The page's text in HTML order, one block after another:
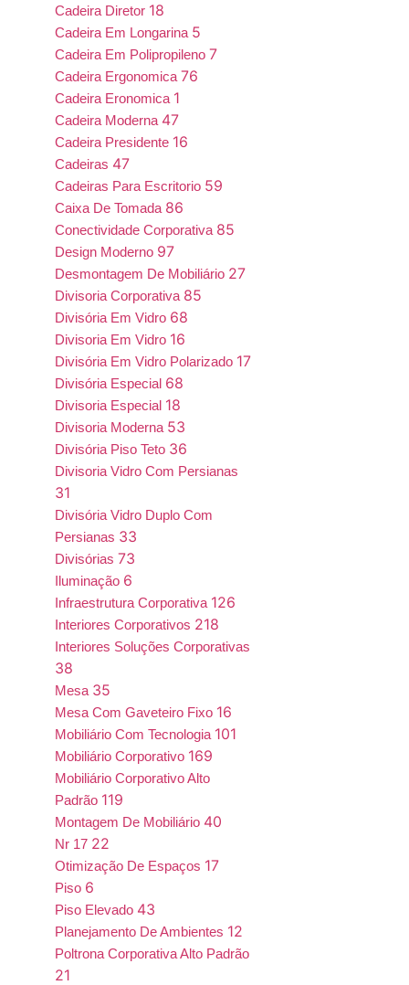
Cadeira Diretor 18
Cadeira Em Longarina 5
Cadeira Em Polipropileno 7
Cadeira Ergonomica 76
Cadeira Eronomica 1
Cadeira Moderna 47
Cadeira Presidente 16
Cadeiras 47
Cadeiras Para Escritorio 59
Caixa De Tomada 86
Conectividade Corporativa 85
Design Moderno 97
Desmontagem De Mobiliário 27
Divisoria Corporativa 85
Divisória Em Vidro 68
Divisoria Em Vidro 16
Divisória Em Vidro Polarizado 17
Divisória Especial 68
Divisoria Especial 18
Divisoria Moderna 53
Divisória Piso Teto 36
Divisoria Vidro Com Persianas
31
Divisória Vidro Duplo Com
Persianas 33
Divisórias 73
Iluminação 6
Infraestrutura Corporativa 126
Interiores Corporativos 218
Interiores Soluções Corporativas
38
Mesa 35
Mesa Com Gaveteiro Fixo 16
Mobiliário Com Tecnologia 101
Mobiliário Corporativo 169
Mobiliário Corporativo Alto
Padrão 119
Montagem De Mobiliário 40
Nr 17 22
Otimização De Espaços 17
Piso 6
Piso Elevado 43
Planejamento De Ambientes 12
Poltrona Corporativa Alto Padrão
21